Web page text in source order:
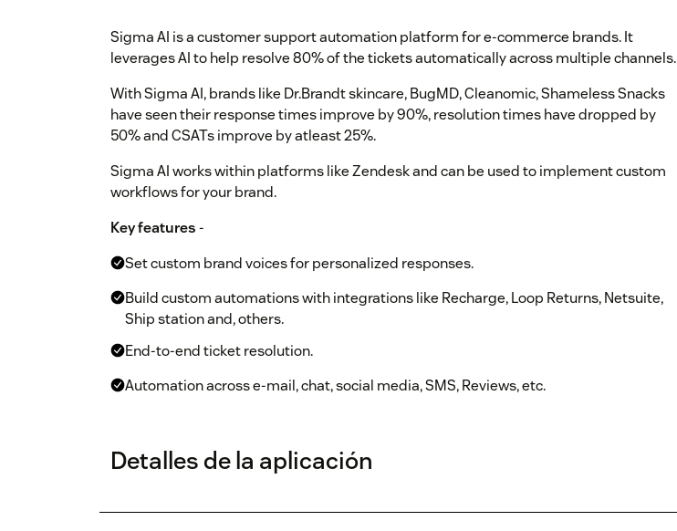
Sigma AI is a customer support automation platform for e-commerce brands. It
leverages AI to help resolve 80% of the tickets automatically across multiple channels.
With Sigma AI, brands like Dr.Brandt skincare, BugMD, Cleanomic, Shameless Snacks
have seen their response times improve by 90%, resolution times have dropped by
50% and CSATs improve by atleast 25%.
Sigma AI works within platforms like Zendesk and can be used to implement custom
workflows for your brand.
Key features-
Set custom brand voices for personalized responses.
Build custom automations with integrations like Recharge, Loop Returns, Netsuite,
Ship station and, others.
End-to-end ticket resolution.
Automation across e-mail, chat, social media, SMS, Reviews, etc.
Detalles de la aplicación